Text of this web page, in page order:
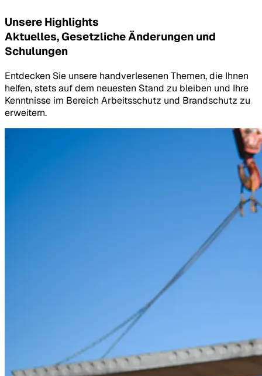
Unsere Highlights
Aktuelles, Gesetzliche Änderungen und
Schulungen
Entdecken Sie unsere handverlesenen Themen, die Ihnen
helfen, stets auf dem neuesten Stand zu bleiben und Ihre
Kenntnisse im Bereich Arbeitsschutz und Brandschutz zu
erweitern.